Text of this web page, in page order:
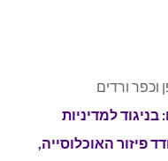
למדיניות
האוכלוסייה,